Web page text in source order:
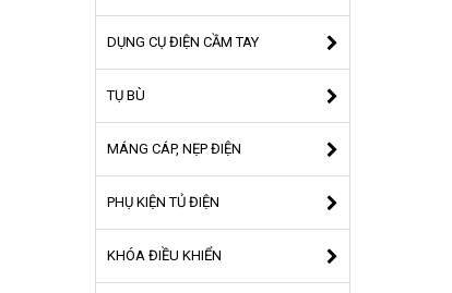
DỤNG CỤ ĐIỆN CẦM TAY
TỤ BÙ
MÁNG CÁP, NẸP ĐIỆN
PHỤ KIỆN TỦ ĐIỆN
KHÓA ĐIỀU KHIỂN